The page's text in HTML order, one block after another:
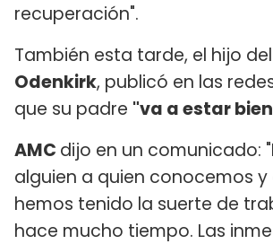
recuperación".
También esta tarde, el hijo
Odenkirk, publicó en las
que su padre "va a estar
AMC dijo en un comunicado:
alguien a quien conocemos y
hemos tenido la suerte de
hace mucho tiempo. Las